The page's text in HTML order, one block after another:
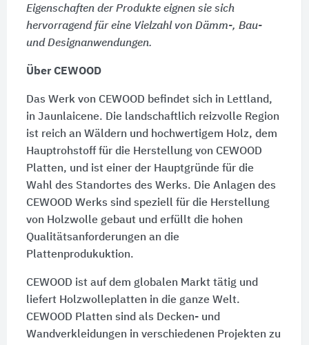
Eigenschaften der Produkte eignen sie sich
hervorragend für eine Vielzahl von Dämm-, Bau-
und Designanwendungen.
Über CEWOOD
Das Werk von CEWOOD befindet sich in Lettland,
in Jaunlaicene. Die landschaftlich reizvolle Region
ist reich an Wäldern und hochwertigem Holz, dem
Hauptrohstoff für die Herstellung von CEWOOD
Platten, und ist einer der Hauptgründe für die
Wahl des Standortes des Werks. Die Anlagen des
CEWOOD Werks sind speziell für die Herstellung
von Holzwolle gebaut und erfüllt die hohen
Qualitätsanforderungen an die
Plattenprodukuktion.
CEWOOD ist auf dem globalen Markt tätig und
liefert Holzwolleplatten in die ganze Welt.
CEWOOD Platten sind als Decken- und
Wandverkleidungen in verschiedenen Projekten zu